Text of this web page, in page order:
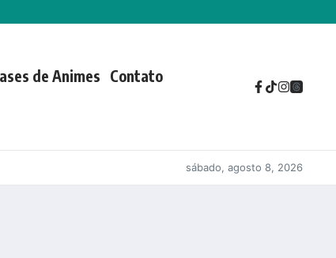
de Animes Contato
sábado, agosto 8, 2026